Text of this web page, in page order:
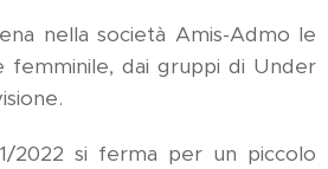
nella società Amis-Admo le
femminile, dai gruppi di Under
2022 si ferma per un piccolo